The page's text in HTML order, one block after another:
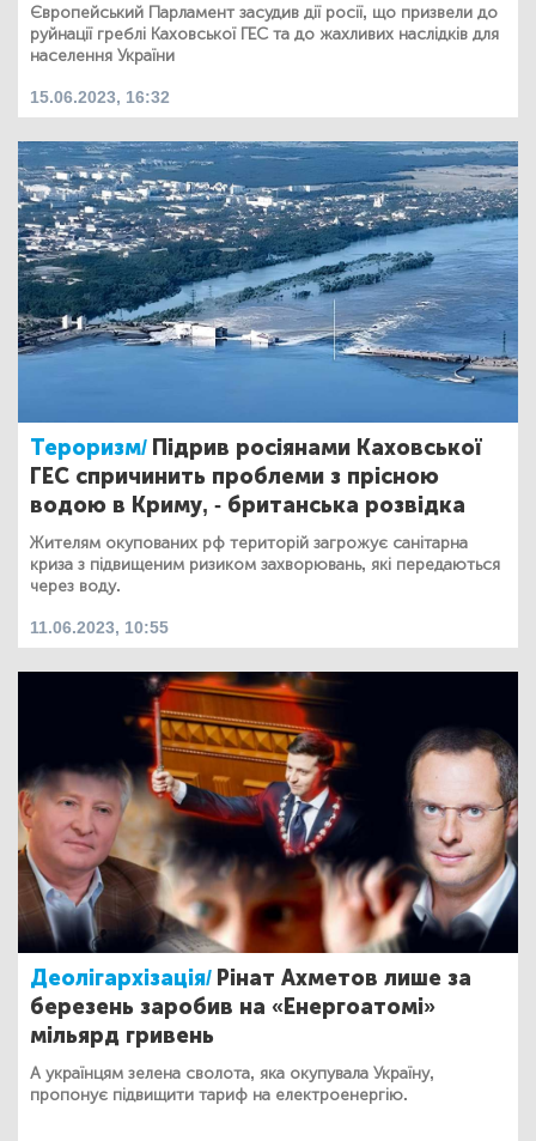
Європейський Парламент засудив дії росії, що призвели до
руйнації греблі Каховської ГЕС та до жахливих наслідків для
населення України
15.06.2023, 16:32
Тероризм/ Підрив росіянами Каховської
ГЕС спричинить проблеми з прісною
водою в Криму, - британська розвідка
Жителям окупованих рф територій загрожує санітарна
криза з підвищеним ризиком захворювань, які передаються
через воду.
11.06.2023, 10:55
Деолігархізація/ Рінат Ахметов лише за
березень заробив на «Енергоатомі»
мільярд гривень
А українцям зелена сволота, яка окупувала Україну,
пропонує підвищити тариф на електроенергію.